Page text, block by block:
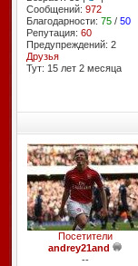
Сообщений: 972
Благодарности: 75/ 50
Репутация: 60
Предупреждений: 2
Друзья
Тут: 15 лет 2 месяцa
Посетители
andrey21and
--